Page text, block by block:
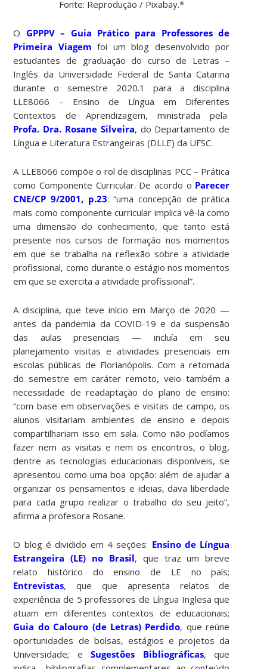
Fonte: Reprodução / Pixabay.*
O GPPPV – Guia Prático para Professores de
Primeira Viagem foi um blog desenvolvido por
estudantes de graduação do curso de Letras –
Inglês da Universidade Federal de Santa Catarina
durante o semestre 2020.1 para a disciplina
LLE8066 – Ensino de Língua em Diferentes
Contextos de Aprendizagem, ministrada pela
Profa. Dra. Rosane Silveira, do Departamento de
Língua e Literatura Estrangeiras (DLLE) da UFSC.
A LLE8066 compõe o rol de disciplinas PCC – Prática
como Componente Curricular. De acordo o Parecer
CNE/CP 9/2001, p.23: “uma concepção de prática
mais como componente curricular implica vê-la como
uma dimensão do conhecimento, que tanto está
presente nos cursos de formação nos momentos
em que se trabalha na reflexão sobre a atividade
profissional, como durante o estágio nos momentos
em que se exercita a atividade profissional”.
A disciplina, que teve início em Março de 2020 —
antes da pandemia da COVID-19 e da suspensão
das aulas presenciais — incluía em seu
planejamento visitas e atividades presenciais em
escolas públicas de Florianópolis. Com a retomada
do semestre em caráter remoto, veio também a
necessidade de readaptação do plano de ensino:
“com base em observações e visitas de campo, os
alunos visitariam ambientes de ensino e depois
compartilhariam isso em sala. Como não podíamos
fazer nem as visitas e nem os encontros, o blog,
dentre as tecnologias educacionais disponíveis, se
apresentou como uma boa opção: além de ajudar a
organizar os pensamentos e ideias, dava liberdade
para cada grupo realizar o trabalho do seu jeito”,
afirma a profesora Rosane.
O blog é dividido em 4 seções: Ensino de Língua
Estrangeira (LE) no Brasil, que traz um breve
relato histórico do ensino de LE no país;
Entrevistas, que que apresenta relatos de
experiência de 5 professores de Língua Inglesa que
atuam em diferentes contextos de educacionais;
Guia do Calouro (de Letras) Perdido, que reúne
oportunidades de bolsas, estágios e projetos da
Universidade; eSugestões Bibliográficas, que